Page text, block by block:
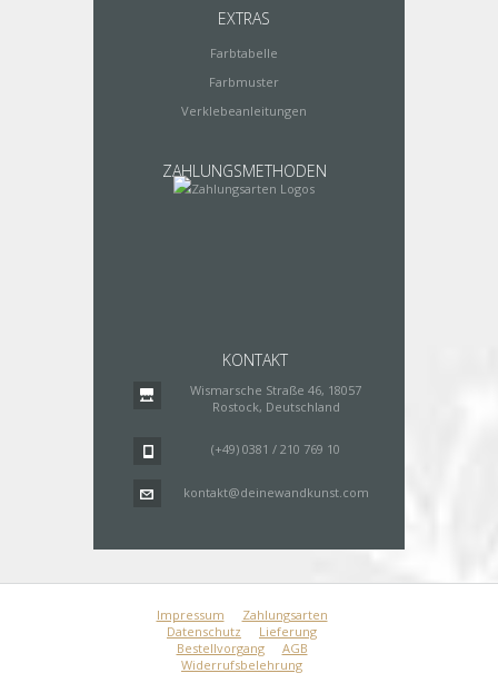
EXTRAS
Farbtabelle
Farbmuster
Verklebeanleitungen
ZAHLUNGSMETHODEN
KONTAKT
Wismarsche Straße 46, 18057
Rostock, Deutschland
(+49) 0381 / 210 769 10
kontakt@deinewandkunst.com
Impressum
Zahlungsarten
Datenschutz
Lieferung
Bestellvorgang
AGB
Widerrufsbelehrung